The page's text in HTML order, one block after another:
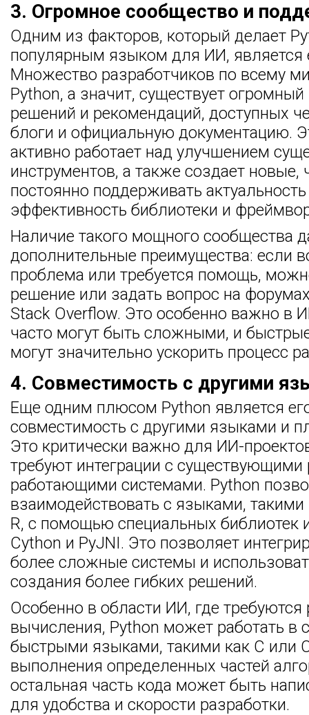
3. Огромное сообщество и
Одним из факторов, который делает
популярным языком для ИИ, является
Множество разработчиков по всему
Python, а значит, существует
решений и рекомендаций, доступных
блоги и официальную документацию.
активно работает над улучшением
инструментов, а также создает новые,
постоянно поддерживать
эффективность библиотеки и
Наличие такого мощного сообщества
дополнительные преимущества: если
проблема или требуется помощь,
решение или задать вопрос на
Stack Overflow. Это особенно важно в
часто могут быть сложными, и
могут значительно ускорить процесс
4. Совместимость с другими
Еще одним плюсом Python является
совместимость с другими языками и
Это критически важно для ИИ-
требуют интеграции с
работающими системами. Python
взаимодействовать с языками, такими
R, с помощью специальных библиотек
Cython и PyJNI. Это позволяет
более сложные системы и
создания более гибких решений.
Особенно в области ИИ, где требуются
вычисления, Python может работать в
быстрыми языками, такими как C или
выполнения определенных частей
остальная часть кода может быть
для удобства и скорости разработки.